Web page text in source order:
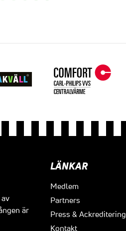
är
LÄNKAR
Medlem
Partners
Press & Ackreditering
Kontakt